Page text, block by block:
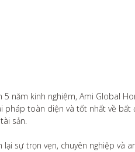
5 năm kinh nghiệm, Ami Global
pháp toàn diện và tốt nhất về bất
sản.
sự trọn vẹn, chuyên nghiệp và